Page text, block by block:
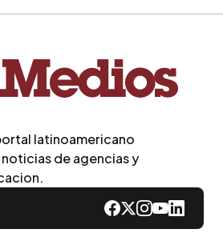
latinoamericano
de agencias y